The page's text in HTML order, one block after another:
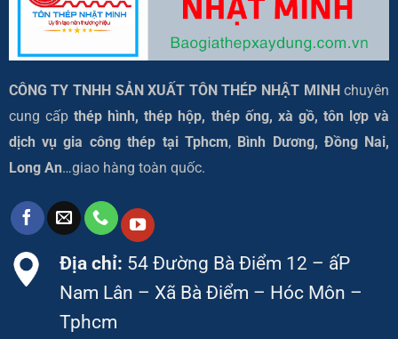
CÔNG TY TNHH SẢN XUẤT TÔN THÉP NHẬT MINHchuyên
cung cấpthép hình, thép hộp, thép ống, xà gồ, tôn lợp và
dịch vụ gia công thép tại Tphcm, Bình Dương, Đồng Nai,
Long An…giao hàng toàn quốc.
Địa chỉ: 54 Đường Bà Điểm 12 – ấP
Nam Lân – Xã Bà Điểm – Hóc Môn –
Tphcm